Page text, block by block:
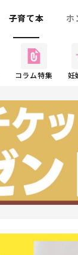
子育て本 ホ
コラム特集 妊